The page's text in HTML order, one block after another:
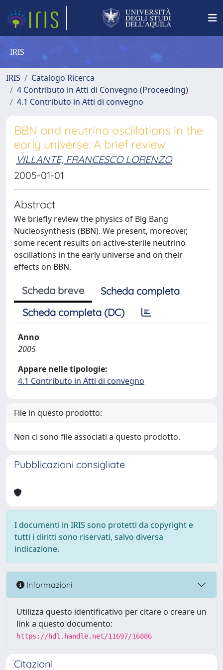
IRIS
IRIS
Catalogo Ricerca
4 Contributo in Atti di Convegno (Proceeding)
4.1 Contributo in Atti di convegno
BBN and neutrino oscillations in the
early universe: A brief review
VILLANTE, FRANCESCO LORENZO
2005-01-01
Abstract
We briefly review the physics of Big Bang
Nucleosynthesis (BBN). We present, moreover,
some recent results on active-sterile neutrino
oscillations in the early universe and on their
effects on BBN.
Scheda breve
Scheda completa
Scheda completa (DC)
Anno
2005
Appare nelle tipologie:
4.1 Contributo in Atti di convegno
File in questo prodotto:
Non ci sono file associati a questo prodotto.
Pubblicazioni consigliate
I documenti in IRIS sono protetti da copyright e
tutti i diritti sono riservati, salvo diversa
indicazione.
Informazioni
Utilizza questo identificativo per citare o creare un
link a questo documento:
https://hdl.handle.net/11697/16886
Citazioni